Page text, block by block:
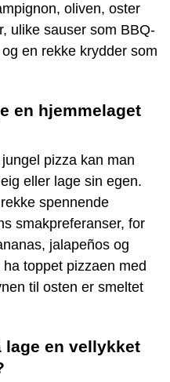
oliven, oster
ulike sauser som BBQ-
en rekke krydder som
en hjemmelaget
pizza kan man
eller lage sin egen.
spennende
smakpreferanser, for
jalapeños og
toppet pizzaen med
til osten er smeltet
lage en vellykket